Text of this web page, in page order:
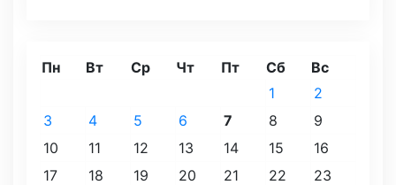
Пн Вт Ср Чт Пт Сб Вс
1
2
3
4 5 6 7 8
9
10
11 12 13 14 15
16
17
18 19 20 21 22
23